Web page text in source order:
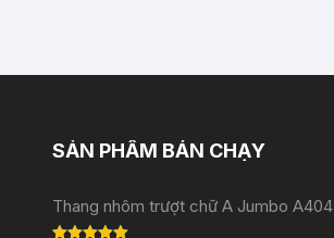
SẢN PHẨM BÁN CHẠY
Thang nhôm trượt chữ A Jumbo A404